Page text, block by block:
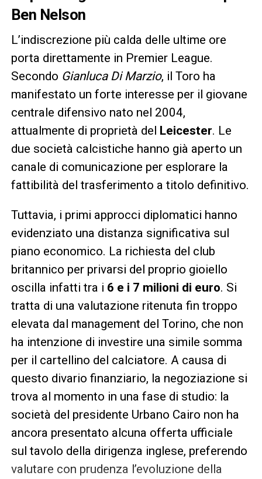
Ben Nelson
L’indiscrezione più calda delle ultime ore
porta direttamente in Premier League.
Secondo Gianluca Di Marzio, il Toro ha
manifestato un forte interesse per il giovane
centrale difensivo nato nel 2004,
attualmente di proprietà del Leicester. Le
due società calcistiche hanno già aperto un
canale di comunicazione per esplorare la
fattibilità del trasferimento a titolo definitivo.
Tuttavia, i primi approcci diplomatici hanno
evidenziato una distanza significativa sul
piano economico. La richiesta del club
britannico per privarsi del proprio gioiello
oscilla infatti tra i 6 e i 7 milioni di euro. Si
tratta di una valutazione ritenuta fin troppo
elevata dal management del Torino, che non
ha intenzione di investire una simile somma
per il cartellino del calciatore. A causa di
questo divario finanziario, la negoziazione si
trova al momento in una fase di studio: la
società del presidente Urbano Cairo non ha
ancora presentato alcuna offerta ufficiale
sul tavolo della dirigenza inglese, preferendo
valutare con prudenza l’evoluzione della